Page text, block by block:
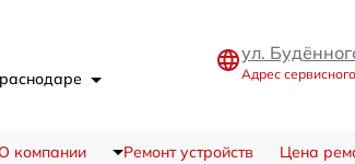
ул.
Адрес
компании Ремонт устройств Цена